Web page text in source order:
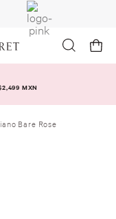
MXN
Bare Rose